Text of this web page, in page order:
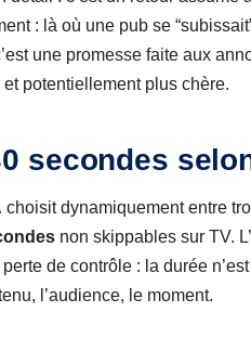
: là où une pub se
une promesse faite aux
potentiellement plus chère.
secondes
choisit dynamiquement entre
non skippables sur TV.
de contrôle : la durée
l’audience, le moment.